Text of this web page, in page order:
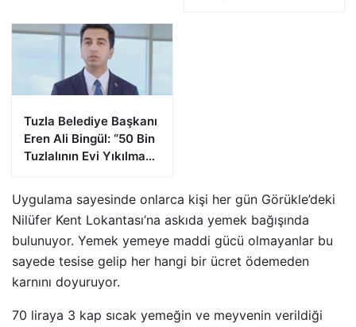
Tuzla Belediye Başkanı
Eren Ali Bingül: “50 Bin
Tuzlalının Evi Yıkılma
Uygulama sayesinde onlarca kişi her gün Görükle’deki
Nilüfer Kent Lokantası’na askıda yemek bağışında
bulunuyor. Yemek yemeye maddi gücü olmayanlar bu
sayede tesise gelip her hangi bir ücret ödemeden
karnını doyuruyor.
70 liraya 3 kap sıcak yemeğin ve meyvenin verildiği